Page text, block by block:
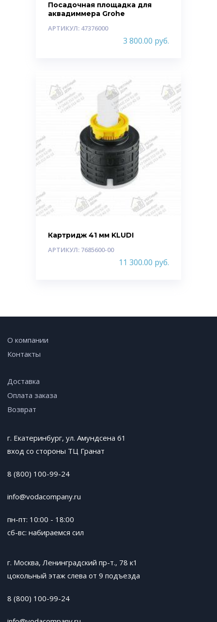
Посадочная площадка для
аквадиммера Grohe
АРТИКУЛ: 47376000
3 800.00 руб.
Картридж 41 мм KLUDI
АРТИКУЛ: 7685600-00
11 300.00 руб.
О компании
Контакты
Доставка
Оплата заказа
Возврат
г. Екатеринбург, ул. Амундсена 61
вход со стороны ТЦ Гранат
8 (800) 100-99-24
info@vodacompany.ru
пн-пт: 10:00 - 18:00
сб-вс: набираемся сил
г. Москва, Ленинградский пр-т., 78 к1
цокольный этаж слева от 9 подъезда
8 (800) 100-99-24